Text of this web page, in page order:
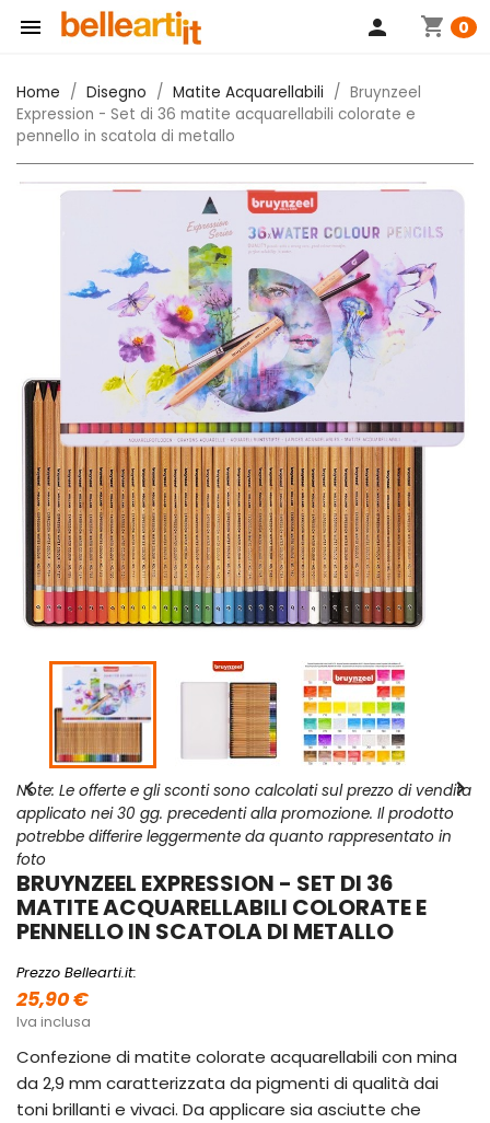
 shopping_cart 0
person
Home Disegno Matite Acquarellabili
Bruynzeel
Expression - Set di 36 matite acquarellabili colorate e
pennello in scatola di metallo
 
Note: Le offerte e gli sconti sono calcolati sul prezzo di vendita
applicato nei 30 gg. precedenti alla promozione. Il prodotto
potrebbe differire leggermente da quanto rappresentato in
foto
BRUYNZEEL EXPRESSION - SET DI 36
MATITE ACQUARELLABILI COLORATE E
PENNELLO IN SCATOLA DI METALLO
Prezzo Bellearti.it:
25,90 €
Iva inclusa
Confezione di matite colorate acquarellabili con mina
da 2,9 mm caratterizzata da pigmenti di qualità dai
toni brillanti e vivaci. Da applicare sia asciutte che